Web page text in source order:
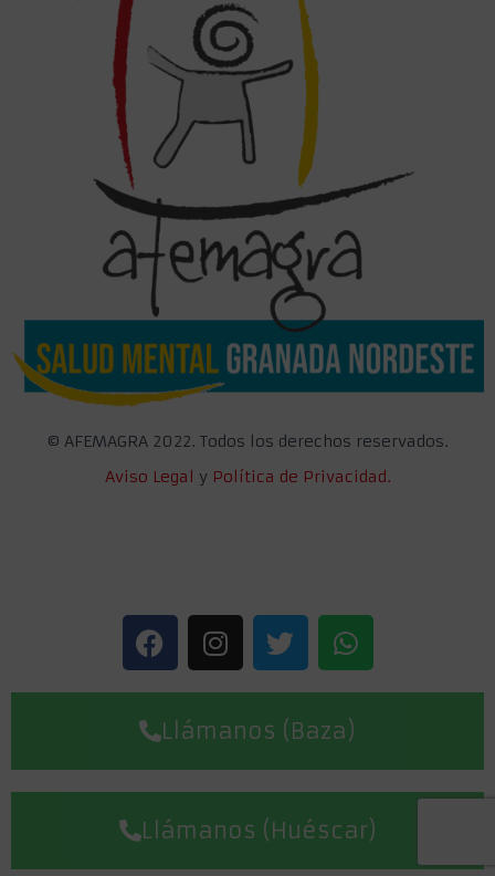
© AFEMAGRA 2022. Todos los derechos reservados.
Aviso Legal y Política de Privacidad.
Llámanos (Baza)
Llámanos (Huéscar)